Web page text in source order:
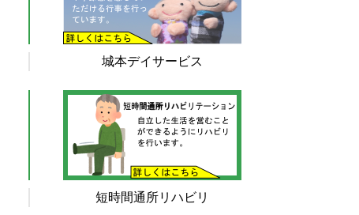
城本デイサービス
短時間通所リハビリ